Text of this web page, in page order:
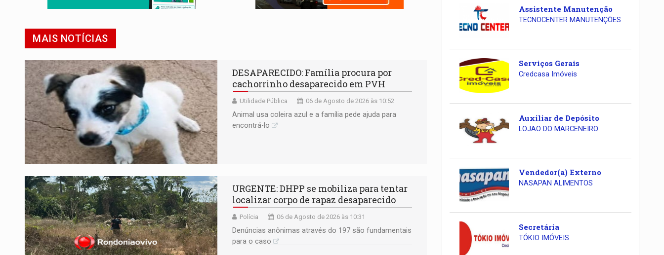
MAIS NOTÍCIAS
DESAPARECIDO: Família procura por
cachorrinho desaparecido em PVH
Utilidade Pública 06 de Agosto de 2026 às 10:52
Animal usa coleira azul e a família pede ajuda para
encontrá-lo
URGENTE: DHPP se mobiliza para tentar
localizar corpo de rapaz desaparecido
Polícia 06 de Agosto de 2026 às 10:31
Denúncias anônimas através do 197 são fundamentais
para o caso
Assistente Manutenção
TECNOCENTER MANUTENÇÕES
Serviços Gerais
Credcasa Imóveis
Auxiliar de Depósito
LOJAO DO MARCENEIRO
Vendedor(a) Externo
NASAPAN ALIMENTOS
Secretária
TÓKIO IMÓVEIS